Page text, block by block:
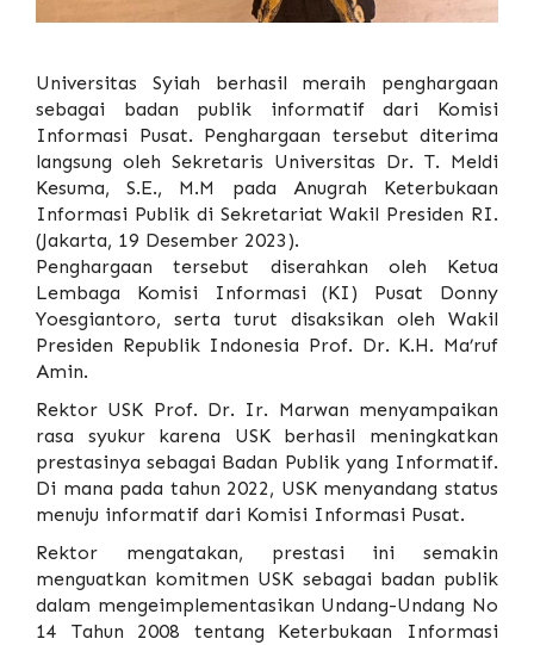
Universitas Syiah berhasil meraih penghargaan
sebagai badan publik informatif dari Komisi
Informasi Pusat. Penghargaan tersebut diterima
langsung oleh Sekretaris Universitas Dr. T. Meldi
Kesuma, S.E., M.M pada Anugrah Keterbukaan
Informasi Publik di Sekretariat Wakil Presiden RI.
(Jakarta, 19 Desember 2023).
Penghargaan tersebut diserahkan oleh Ketua
Lembaga Komisi Informasi (KI) Pusat Donny
Yoesgiantoro, serta turut disaksikan oleh Wakil
Presiden Republik Indonesia Prof. Dr. K.H. Ma’ruf
Amin.
Rektor USK Prof. Dr. Ir. Marwan menyampaikan
rasa syukur karena USK berhasil meningkatkan
prestasinya sebagai Badan Publik yang Informatif.
Di mana pada tahun 2022, USK menyandang status
menuju informatif dari Komisi Informasi Pusat.
Rektor mengatakan, prestasi ini semakin
menguatkan komitmen USK sebagai badan publik
dalam mengeimplementasikan Undang-Undang No
14 Tahun 2008 tentang Keterbukaan Informasi